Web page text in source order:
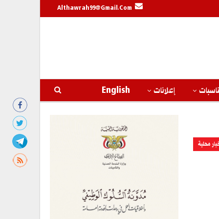
Althawrah99@gmail.com
إعلانات English
محلية